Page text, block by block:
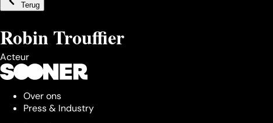
Terug
Robin Trouffier
Acteur
Over ons
Press & Industry